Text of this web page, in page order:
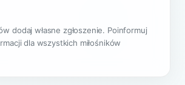
dodaj własne zgłoszenie. Poinformuj
dla wszystkich miłośników